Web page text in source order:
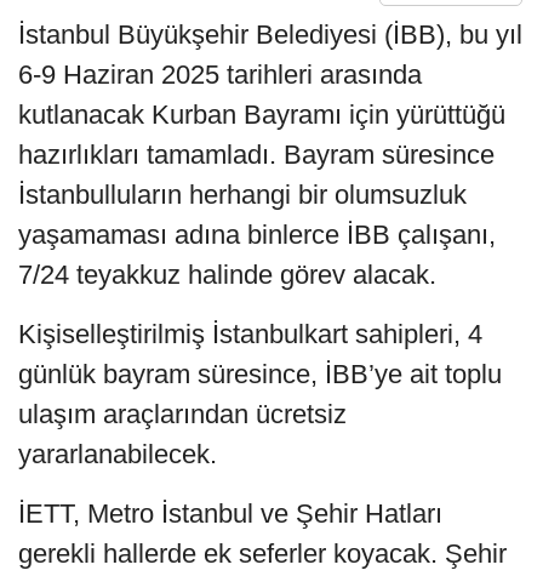
İstanbul Büyükşehir Belediyesi (İBB), bu yıl
6-9 Haziran 2025 tarihleri arasında
kutlanacak Kurban Bayramı için yürüttüğü
hazırlıkları tamamladı. Bayram süresince
İstanbulluların herhangi bir olumsuzluk
yaşamaması adına binlerce İBB çalışanı,
7/24 teyakkuz halinde görev alacak.
Kişiselleştirilmiş İstanbulkart sahipleri, 4
günlük bayram süresince, İBB’ye ait toplu
ulaşım araçlarından ücretsiz
yararlanabilecek.
İETT, Metro İstanbul ve Şehir Hatları
gerekli hallerde ek seferler koyacak. Şehir